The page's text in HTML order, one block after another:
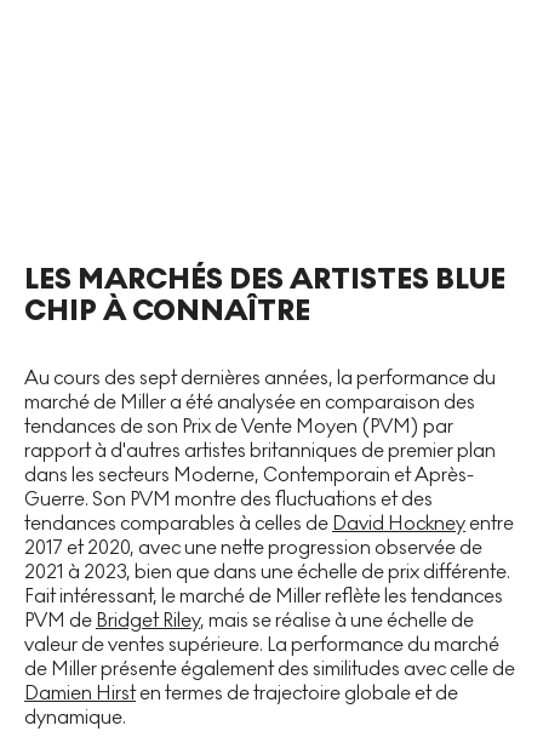
LES MARCHÉS DES ARTISTES BLUE
CHIP À CONNAÎTRE
Au cours des sept dernières années, la performance du
marché de Miller a été analysée en comparaison des
tendances de son Prix de Vente Moyen (PVM) par
rapport à d'autres artistes britanniques de premier plan
dans les secteurs Moderne, Contemporain et Après-
Guerre. Son PVM montre des fluctuations et des
tendances comparables à celles de David Hockney entre
2017 et 2020, avec une nette progression observée de
2021 à 2023, bien que dans une échelle de prix différente.
Fait intéressant, le marché de Miller reflète les tendances
PVM de Bridget Riley, mais se réalise à une échelle de
valeur de ventes supérieure. La performance du marché
de Miller présente également des similitudes avec celle de
Damien Hirsten termes de trajectoire globale et de
dynamique.